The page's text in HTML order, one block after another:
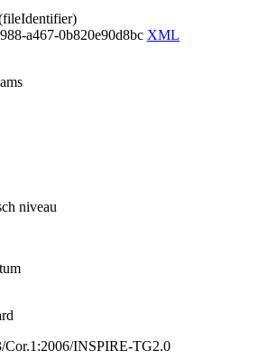
a467-0b820e90d8bc XML
niveau
Cor.1:2006/INSPIRE-TG2.0